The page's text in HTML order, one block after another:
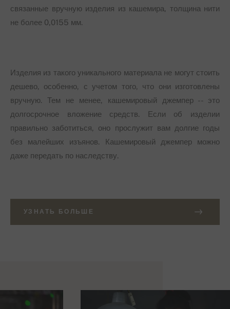
связанные вручную изделия из кашемира, толщина нити
не более 0,0155 мм.
Изделия из такого уникального материала не могут стоить
дешево, особенно, с учетом того, что они изготовлены
вручную. Тем не менее, кашемировый джемпер -- это
долгосрочное вложение средств. Если об изделии
правильно заботиться, оно прослужит вам долгие годы
без малейших изъянов. Кашемировый джемпер можно
даже передать по наследству.
УЗНАТЬ БОЛЬШЕ